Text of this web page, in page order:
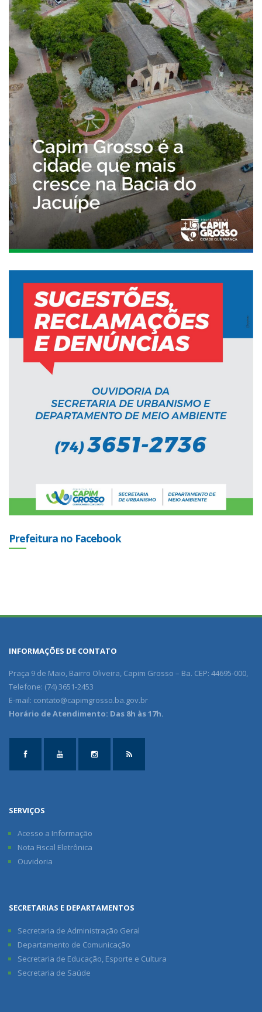
Prefeitura no Facebook
INFORMAÇÕES DE CONTATO
Praça 9 de Maio, Bairro Oliveira, Capim Grosso – Ba. CEP: 44695-000,
Telefone: (74) 3651-2453
E-mail: contato@capimgrosso.ba.gov.br
Horário de Atendimento: Das 8h às 17h.
SERVIÇOS
Acesso a Informação
Nota Fiscal Eletrônica
Ouvidoria
SECRETARIAS E DEPARTAMENTOS
Secretaria de Administração Geral
Departamento de Comunicação
Secretaria de Educação, Esporte e Cultura
Secretaria de Saúde